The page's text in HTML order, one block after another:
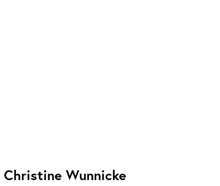
Christine Wunnicke